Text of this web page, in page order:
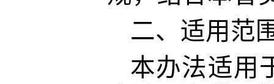
二、适用范
本办法适用